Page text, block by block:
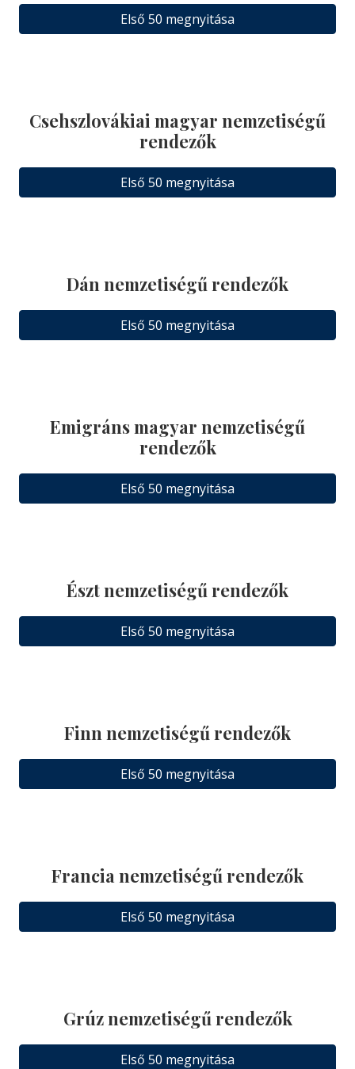
Első 50 megnyitása
Csehszlovákiai magyar nemzetiségű
rendezők
Első 50 megnyitása
Dán nemzetiségű rendezők
Első 50 megnyitása
Emigráns magyar nemzetiségű
rendezők
Első 50 megnyitása
Észt nemzetiségű rendezők
Első 50 megnyitása
Finn nemzetiségű rendezők
Első 50 megnyitása
Francia nemzetiségű rendezők
Első 50 megnyitása
Grúz nemzetiségű rendezők
Első 50 megnyitása